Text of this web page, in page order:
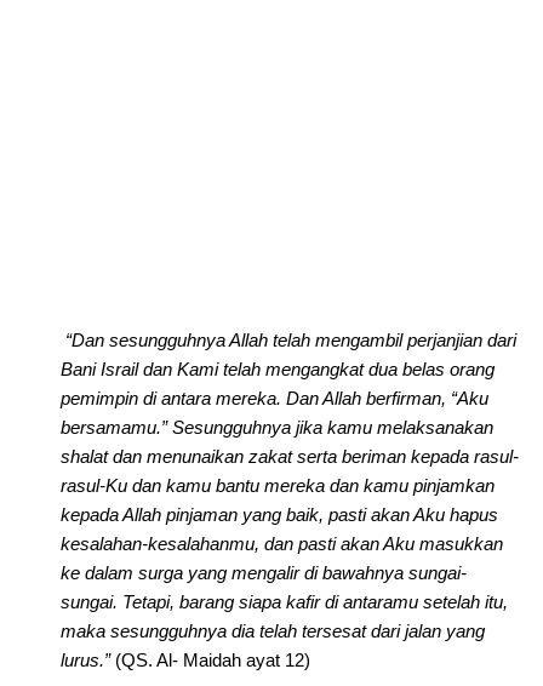
“Dan sesungguhnya Allah telah mengambil perjanjian dari
Bani Israil dan Kami telah mengangkat dua belas orang
pemimpin di antara mereka. Dan Allah berfirman, “Aku
bersamamu.” Sesungguhnya jika kamu melaksanakan
shalat dan menunaikan zakat serta beriman kepada rasul-
rasul-Ku dan kamu bantu mereka dan kamu pinjamkan
kepada Allah pinjaman yang baik, pasti akan Aku hapus
kesalahan-kesalahanmu, dan pasti akan Aku masukkan
ke dalam surga yang mengalir di bawahnya sungai-
sungai. Tetapi, barang siapa kafir di antaramu setelah itu,
maka sesungguhnya dia telah tersesat dari jalan yang
lurus.”(QS. Al- Maidah ayat 12)